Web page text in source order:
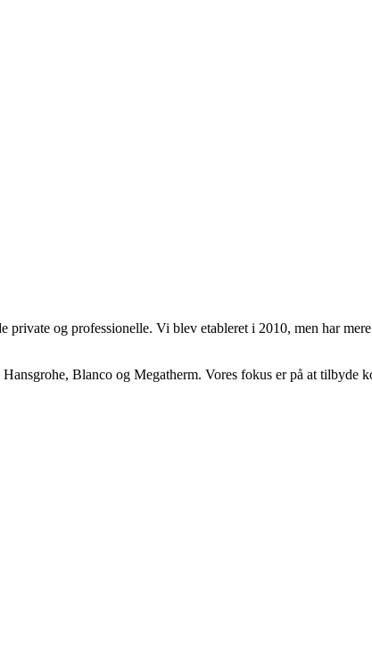
og professionelle. Vi blev etableret i 2010, men har
Blanco og Megatherm. Vores fokus er på at tilbyde